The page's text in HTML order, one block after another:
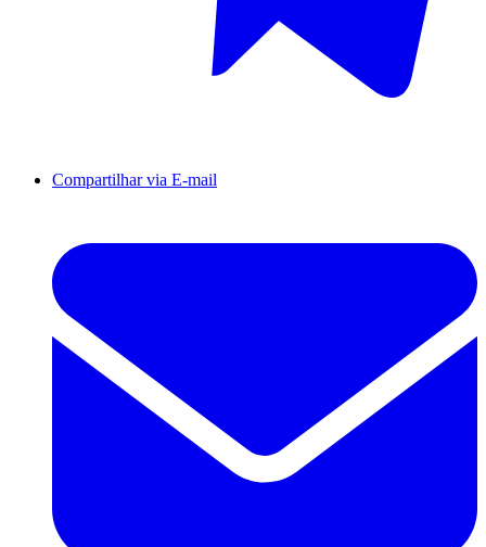
Compartilhar via E-mail